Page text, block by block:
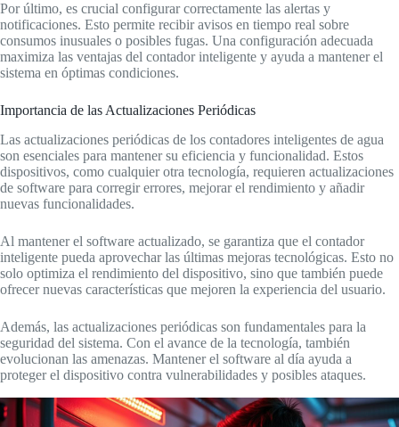
Por último, es crucial configurar correctamente las alertas y
notificaciones. Esto permite recibir avisos en tiempo real sobre
consumos inusuales o posibles fugas. Una configuración adecuada
maximiza las ventajas del contador inteligente y ayuda a mantener el
sistema en óptimas condiciones.
Importancia de las Actualizaciones Periódicas
Las actualizaciones periódicas de los contadores inteligentes de agua
son esenciales para mantener su eficiencia y funcionalidad. Estos
dispositivos, como cualquier otra tecnología, requieren actualizaciones
de software para corregir errores, mejorar el rendimiento y añadir
nuevas funcionalidades.
Al mantener el software actualizado, se garantiza que el contador
inteligente pueda aprovechar las últimas mejoras tecnológicas. Esto no
solo optimiza el rendimiento del dispositivo, sino que también puede
ofrecer nuevas características que mejoren la experiencia del usuario.
Además, las actualizaciones periódicas son fundamentales para la
seguridad del sistema. Con el avance de la tecnología, también
evolucionan las amenazas. Mantener el software al día ayuda a
proteger el dispositivo contra vulnerabilidades y posibles ataques.